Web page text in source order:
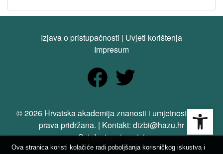
Izjava o pristupačnosti | Uvjeti korištenja
Impresum
© 2026 Hrvatska akademija znanosti i umjetnosti. Sva
prava pridržana. | Kontakt: dizbi@hazu.hr
Svi dostupni zapisi
Ova stranica koristi kolačiće radi poboljšanja korisničkog iskustva i